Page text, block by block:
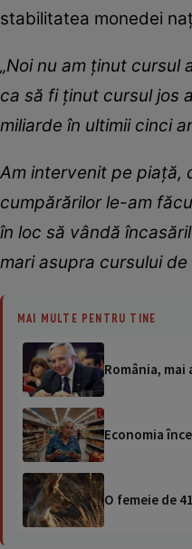
stabilitatea monedei
„Noi nu am ţinut
ca să fi ţinut cursul jos
miliarde în ultimii cinci
Am intervenit pe piaţă,
cumpărărilor le-am
în loc să vândă
mari asupra cursului
MAI MULTE PENTRU TINE
România,
Economia
O femeie de